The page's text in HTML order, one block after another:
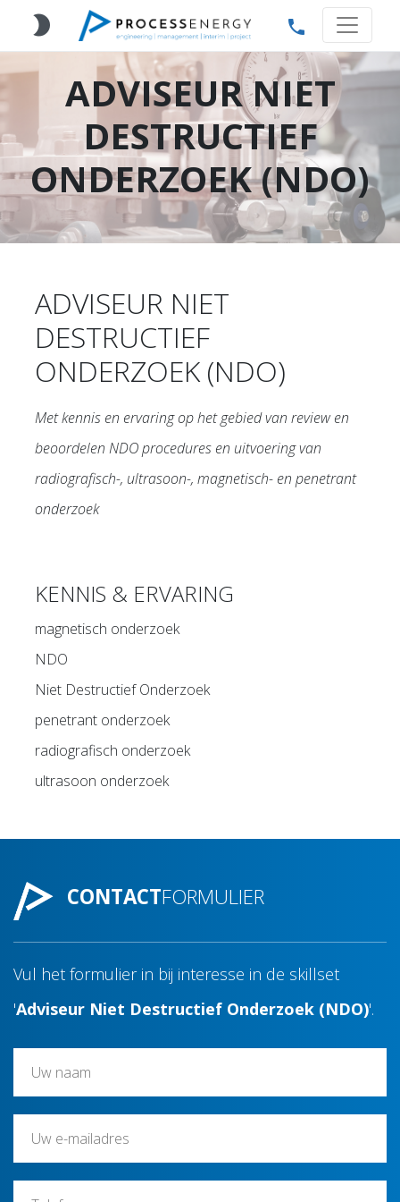
brightness_2 phone
ADVISEUR NIET
DESTRUCTIEF
ONDERZOEK (NDO)
ADVISEUR NIET
DESTRUCTIEF
ONDERZOEK (NDO)
Met kennis en ervaring op het gebied van review en
beoordelen NDO procedures en uitvoering van
radiografisch-, ultrasoon-, magnetisch- en penetrant
onderzoek
KENNIS & ERVARING
magnetisch onderzoek
NDO
Niet Destructief Onderzoek
penetrant onderzoek
radiografisch onderzoek
ultrasoon onderzoek
CONTACTFORMULIER
Vul het formulier in bij interesse in de skillset
'Adviseur Niet Destructief Onderzoek (NDO)'.